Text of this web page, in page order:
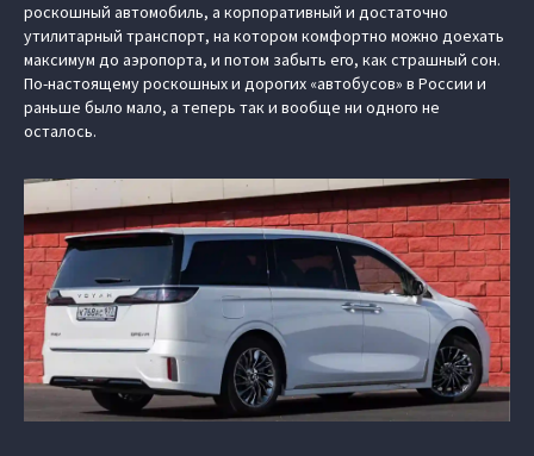
роскошный автомобиль, а корпоративный и достаточно
утилитарный транспорт, на котором комфортно можно доехать
максимум до аэропорта, и потом забыть его, как страшный сон.
По-настоящему роскошных и дорогих «автобусов» в России и
раньше было мало, а теперь так и вообще ни одного не
осталось.